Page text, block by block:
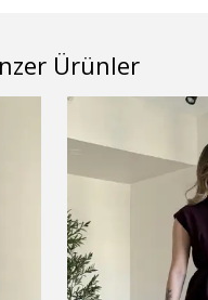
Ürünler